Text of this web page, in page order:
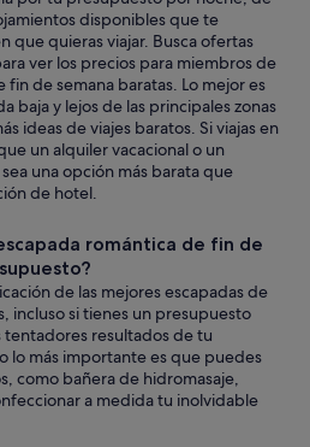
disponibles que te
que quieras viajar. Busca ofertas
ver los precios para miembros de
de semana baratas. Lo mejor es
baja y lejos de las principales zonas
ideas de viajes baratos. Si viajas en
un alquiler vacacional o un
una opción más barata que
de hotel.
romántica de fin de
de las mejores escapadas de
incluso si tienes un presupuesto
tentadores resultados de tu
lo más importante es que puedes
como bañera de hidromasaje,
a medida tu inolvidable